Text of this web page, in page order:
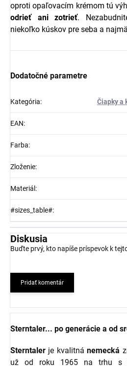
oproti opaľovacím krémom tú
odrieť ani zotrieť.
niekoľko kúskov pre seba a
Dodatočné parametre
Kategória: Čiapky a
EAN:
Farba:
Zloženie:
Materiál :
#sizes_table#:
Diskusia
Buďte prvý, kto napíše príspevok k
Pridať komentár
Sterntaler... po generácie a od
Sterntaler je kvalitnánemecká
už od roku 1965 na trhu s